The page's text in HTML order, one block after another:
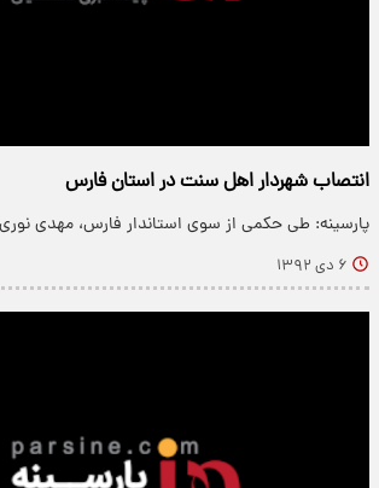
انتصاب شهردار اهل سنت در استان فارس
پارسینه: طی حکمی از سوی استاندار فارس، مهدی
۶ دی ۱۳۹۲